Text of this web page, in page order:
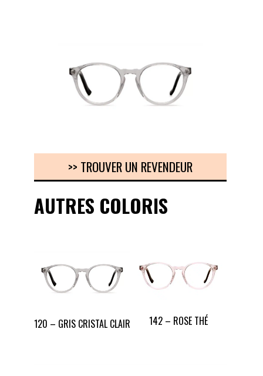
>> TROUVER UN REVENDEUR
AUTRES COLORIS
120 – GRIS CRISTAL CLAIR 142 – ROSE THÉ